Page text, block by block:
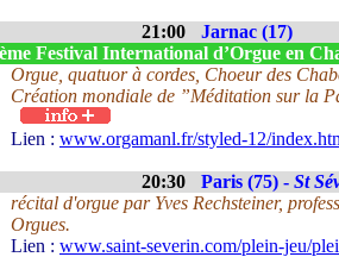
21:00 Jarnac (17)
Festival International d’Orgue en
Orgue, quatuor à cordes, Choeur des
Création mondiale de ”Méditation sur la
Lien : www.orgamanl.fr/styled-12/
20:30 Paris (75) - St
récital d'orgue par Yves Rechsteiner,
Orgues.
Lien : www.saint-severin.com/plein-jeu/